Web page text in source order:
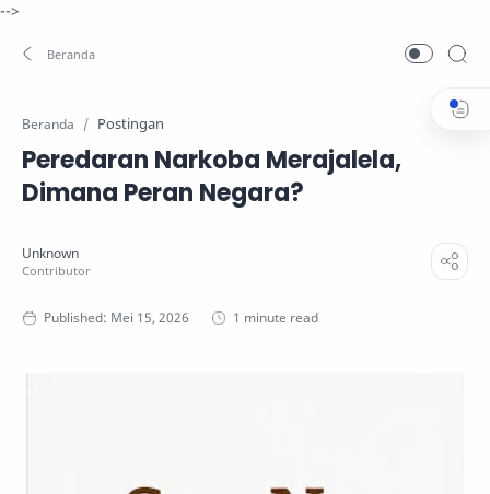
-->
Beranda Postingan
Peredaran Narkoba Merajalela,
Dimana Peran Negara?
1 minute read